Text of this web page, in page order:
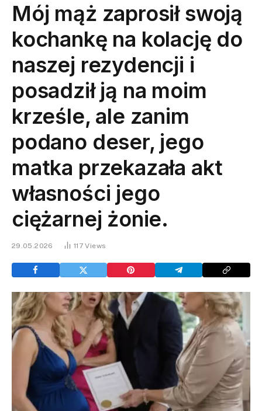
Mój mąż zaprosił swoją
kochankę na kolację do
naszej rezydencji i
posadził ją na moim
krześle, ale zanim
podano deser, jego
matka przekazała akt
własności jego
ciężarnej żonie.
29.05.2026 117Views